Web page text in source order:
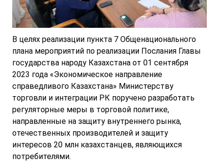
В целях реализации пункта 7 Общенационального
плана мероприятий по реализации Послания Главы
государства народу Казахстана от 01 сентября
2023 года «Экономическое направление
справедливого Казахстана» Министерству
торговли и интеграции РК поручено разработать
регуляторные меры в торговой политике,
направленные на защиту внутреннего рынка,
отечественных производителей и защиту
интересов 20 млн казахстанцев, являющихся
потребителями.